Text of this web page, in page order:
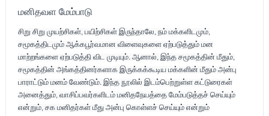
மனிதவள மேம்பாடு
சிறு சிறு முயற்சிகள், பயிற்சிகள் இருந்தாலே, நம் மக்களிடமும்,
சமூகத்திடமும் ஆக்கபூர்வமான விளைவுகளை ஏற்படுத்தும் மன
மாற்றங்களை ஏற்படுத்தி விட முடியும். ஆனால், இந்த சமூகத்தின் மீதும்,
சமூகத்தின் அங்கத்தினர்களாக இருக்கக்கூடிய மக்களின் மீதும் அன்பு
பாராட்டும் மனம் வேண்டும். இந்த நூலில் இடம்பெற்றுள்ள கட்டுரைகள்
அனைத்தும், வாசிப்பவர்களிடம் மனிதநேயத்தை மேம்படுத்தச் செய்யும்
என்றும், சக மனிதர்கள் மீது அன்பு கொள்ளச் செய்யும் என்றும்